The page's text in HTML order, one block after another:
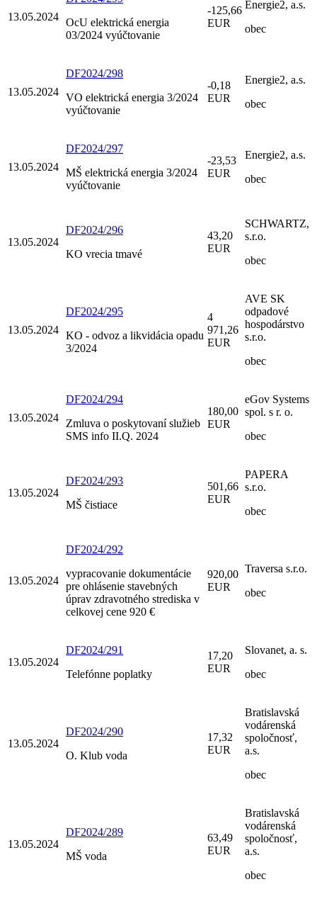
13.05.2024 OcU elektrická energia
03/2024 vyúčtovanie
-125,66
EUR
Energie2, a.s.
obec
13.05.2024
DF2024/298
VO elektrická energia 3/2024
vyúčtovanie
-0,18
EUR
Energie2, a.s.
obec
13.05.2024
DF2024/297
MŠ elektrická energia 3/2024
vyúčtovanie
-23,53
EUR
Energie2, a.s.
obec
13.05.2024
DF2024/296
KO vrecia tmavé
43,20
EUR
SCHWARTZ,
s.r.o.
obec
13.05.2024
DF2024/295
KO - odvoz a likvidácia opadu
3/2024
4
971,26
EUR
AVE SK
odpadové
hospodárstvo
s.r.o.
obec
13.05.2024
DF2024/294
Zmluva o poskytovaní služieb
SMS info II.Q. 2024
180,00
EUR
eGov Systems
spol. s r. o.
obec
13.05.2024
DF2024/293
MŠ čistiace
501,66
EUR
PAPERA
s.r.o.
obec
13.05.2024
DF2024/292
vypracovanie dokumentácie
pre ohlásenie stavebných
úprav zdravotného strediska v
celkovej cene 920 €
920,00
EUR
Traversa s.r.o.
obec
13.05.2024
DF2024/291
Telefónne poplatky
17,20
EUR
Slovanet, a. s.
obec
13.05.2024
DF2024/290
O. Klub voda
17,32
EUR
Bratislavská
vodárenská
spoločnosť,
a.s.
obec
13.05.2024
DF2024/289
MŠ voda
63,49
EUR
Bratislavská
vodárenská
spoločnosť,
a.s.
obec